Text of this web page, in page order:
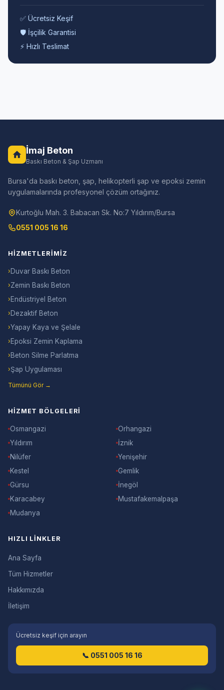
✅ Ücretsiz Keşif
🛡️ İşçilik Garantisi
⚡ Hızlı Teslimat
İmaj Beton
Baskı Beton & Şap Uzmanı
Bursa'da baskı beton, şap, helikopterli şap ve epoksi zemin
uygulamalarında profesyonel çözüm ortağınız.
Kurtoğlu Mah. 3. Babacan Sk. No:7 Yıldırım/Bursa
0551 005 16 16
HIZMETLERIMIZ
› Duvar Baskı Beton
›Zemin Baskı Beton
› Endüstriyel Beton
› Dezaktif Beton
›Yapay Kaya ve Şelale
› Epoksi Zemin Kaplama
› Beton Silme Parlatma
›Şap Uygulaması
Tümünü Gör →
HIZMET BÖLGELERI
Osmangazi
Yıldırım
Nilüfer
Kestel
Gürsu
Karacabey
Mudanya
Orhangazi
İznik
Yenişehir
Gemlik
İnegöl
Mustafakemalpaşa
HIZLI LINKLER
Ana Sayfa
Tüm Hizmetler
Hakkımızda
İletişim
Ücretsiz keşif için arayın
📞 0551 005 16 16